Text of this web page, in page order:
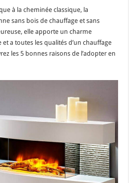
à la cheminée classique, la
sans bois de chauffage et sans
elle apporte un charme
a toutes les qualités d’un chauffage
les 5 bonnes raisons de l’adopter en